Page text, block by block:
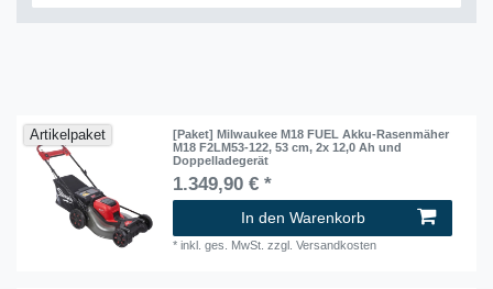
Artikelpaket
[Paket] Milwaukee M18 FUEL Akku-Rasenmäher
M18 F2LM53-122, 53 cm, 2x 12,0 Ah und
Doppelladegerät
1.349,90 € *
In den Warenkorb
*inkl. ges. MwSt. zzgl.Versandkosten